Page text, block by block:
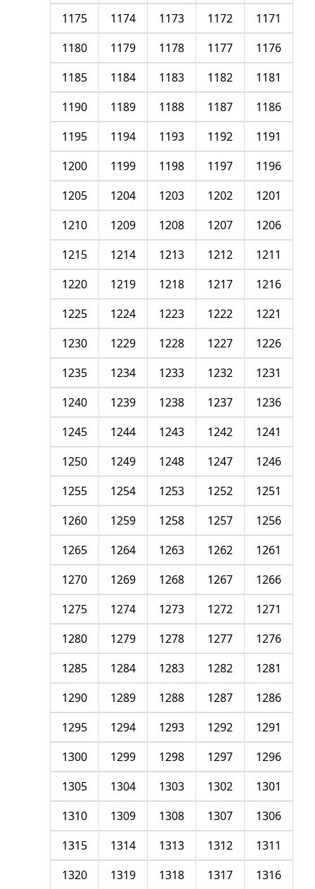
1171
1172
1173
1174
1175
1176
1177
1178
1179
1180
1181
1182
1183
1184
1185
1186
1187
1188
1189
1190
1191
1192
1193
1194
1195
1196
1197
1198
1199
1200
1201
1202
1203
1204
1205
1206
1207
1208
1209
1210
1211
1212
1213
1214
1215
1216
1217
1218
1219
1220
1221
1222
1223
1224
1225
1226
1227
1228
1229
1230
1231
1232
1233
1234
1235
1236
1237
1238
1239
1240
1241
1242
1243
1244
1245
1246
1247
1248
1249
1250
1251
1252
1253
1254
1255
1256
1257
1258
1259
1260
1261
1262
1263
1264
1265
1266
1267
1268
1269
1270
1271
1272
1273
1274
1275
1276
1277
1278
1279
1280
1281
1282
1283
1284
1285
1286
1287
1288
1289
1290
1291
1292
1293
1294
1295
1296
1297
1298
1299
1300
1301
1302
1303
1304
1305
1306
1307
1308
1309
1310
1311
1312
1313
1314
1315
1316
1317
1318
1319
1320